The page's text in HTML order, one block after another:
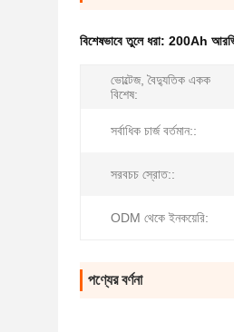
বিশেষভাবে তুলে ধরা: 200Ah আরভি
ভোল্টেজ, বৈদ্যুতিক একক
বিশেষ:
সর্বাধিক চার্জ বর্তমান::
সরবচচ স্রোত::
ODM থেকে ইনকয়েরি:
পণ্যের বর্ণনা